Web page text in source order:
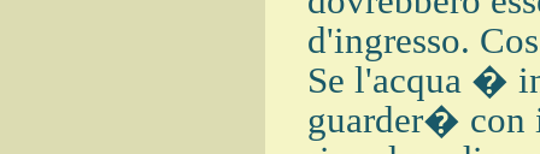
d'ingresso.
Se l'acqua �
guarder� con